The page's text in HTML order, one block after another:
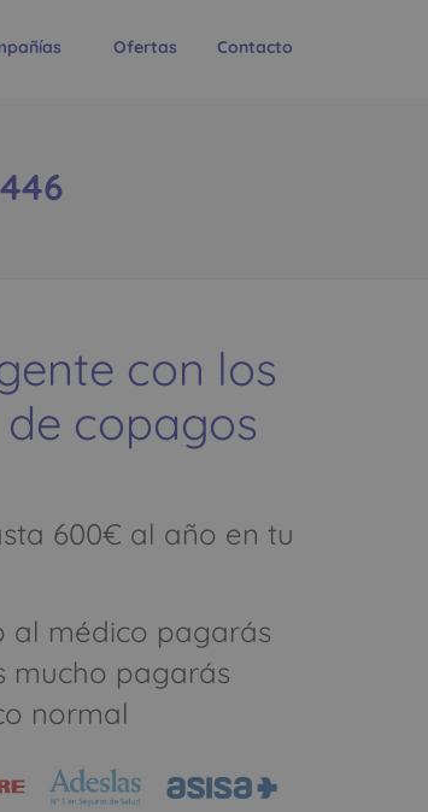
Ofertas Contacto
con los
copagos
600€ al año en tu
al médico pagarás
mucho pagarás
normal